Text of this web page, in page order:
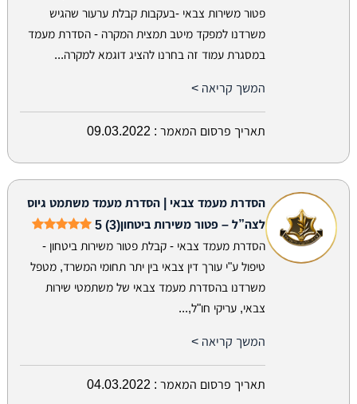
פטור משירות צבאי -בעקבות קבלת ערעור שהגיש
משרדנו למפקד מיטב תמצית המקרה - הסדרת מעמד
במסגרת עמוד זה בחרנו להציג דוגמא למקרה...
המשך קריאה >
תאריך פרסום המאמר : 09.03.2022
הסדרת מעמד צבאי | הסדרת מעמד משתמט גיוס
לצה”ל – פטור משירות ביטחון5 (3)
הסדרת מעמד צבאי - קבלת פטור משירות ביטחון -
טיפול ע"י עורך דין צבאי בין יתר תחומי המשרד, מטפל
משרדנו בהסדרת מעמד צבאי של משתמטי שירות
צבאי, עריקי חו"ל,...
המשך קריאה >
תאריך פרסום המאמר : 04.03.2022